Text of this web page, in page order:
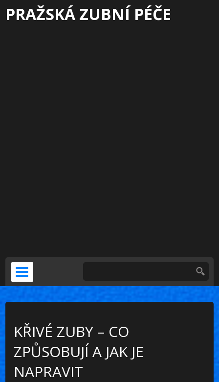
PRAŽSKÁ ZUBNÍ PÉČE
DOČASNÁ NÁHRADA
KERAMICKÁ KORUNKA
VENEERS
PSÍ ZUBNÍ BOLEST
KŘIVÉ ZUBY – CO
ZPŮSOBUJÍ A JAK JE
NAPRAVIT